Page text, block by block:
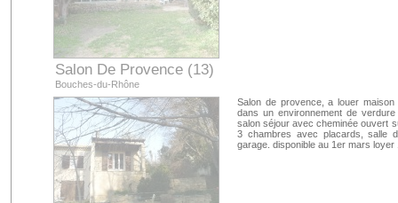
Salon De Provence (13)
Bouches-du-Rhône
Salon de provence, a louer
dans un environnement de
salon séjour avec cheminée ouvert
3 chambres avec placards, salle
garage. disponible au 1er mars